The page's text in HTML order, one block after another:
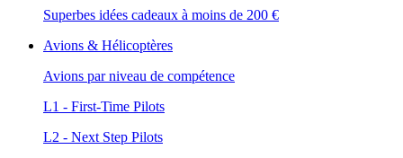
Superbes idées cadeaux à moins de 200 €
Avions & Hélicoptères
Avions par niveau de compétence
L1 - First-Time Pilots
L2 - Next Step Pilots